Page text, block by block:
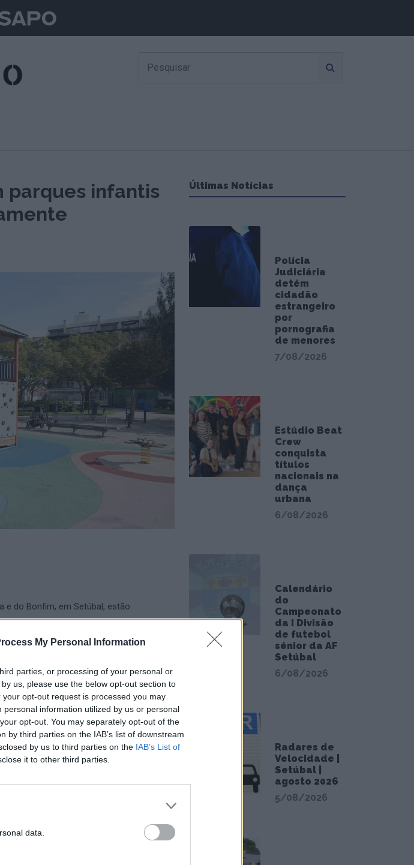
My Personal Information
parties, or processing of your personal or
us, please use the below opt-out section to
opt-out request is processed you may
information utilized by us or personal
opt-out. You may separately opt-out of the
by third parties on the IAB’s list of downstream
by us to third parties on the IAB’s List of
it to other third parties.
data.
parques infantis
e do Bonfim, em Setúbal, estão
no dia 24.
por uma empresa especializada,
dos munícipes para que não utilizem os
manutenção.
Últimas Notícias
Polícia
Judiciária
detém
cidadão
estrangeiro
por
pornografia
de menores
7/08/2026
Estúdio Beat
Crew
conquista
títulos
nacionais na
dança
urbana
6/08/2026
Calendário
do
Campeonato
da I Divisão
de futebol
sénior da AF
Setúbal
6/08/2026
Radares de
Velocidade |
Setúbal |
agosto 2026
5/08/2026